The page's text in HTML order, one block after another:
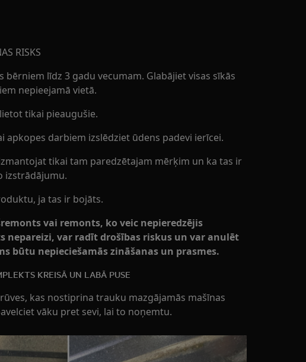
RISKS
bērniem līdz 3 gadu vecumam. Glabājiet visas sīkās
nepieejamā vietā.
tikai pieaugušie.
apkopes darbiem izslēdziet ūdens padevi ierīcei.
tikai tam paredzētajam mērķim un ka tas ir
izstrādājumu.
ja tas ir bojāts.
vai remonts, ko veic nepieredzējis
nepareizi, var radīt drošības riskus un var anulēt
būtu nepieciešamās zināšanas un prasmes.
KREISĀ UN LABĀ PUSE
kas nostiprina trauku mazgājamās mašīnas
vāku pret sevi, lai to noņemtu.